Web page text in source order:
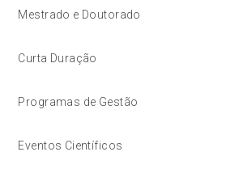
Mestrado e Doutorado
Curta Duração
Programas de Gestão
Eventos Científicos